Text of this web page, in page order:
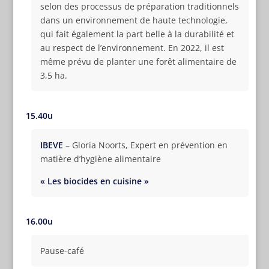
selon des processus de préparation traditionnels
dans un environnement de haute technologie,
qui fait également la part belle à la durabilité et
au respect de l’environnement. En 2022, il est
même prévu de planter une forêt alimentaire de
3,5 ha.
15.40u
IBEVE – Gloria Noorts, Expert en prévention en
matière d’hygiène alimentaire
« Les biocides en cuisine »
16.00u
Pause-café